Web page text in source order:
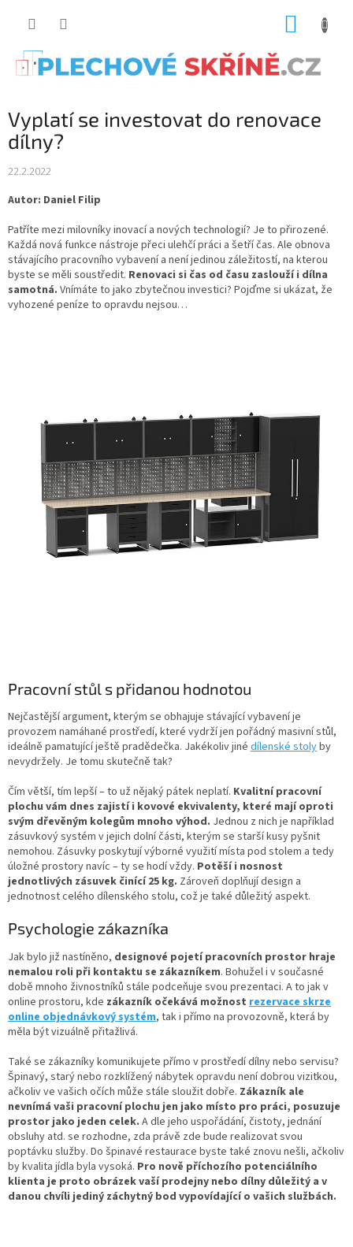
Vyplatí se investovat do renovace
dílny?
22.2.2022
Autor: Daniel Filip
Patříte mezi milovníky inovací a nových technologií? Je to přirozené.
Každá nová funkce nástroje přeci ulehčí práci a šetří čas. Ale obnova
stávajícího pracovního vybavení a není jedinou záležitostí, na kterou
byste se měli soustředit. Renovaci si čas od času zaslouží i dílna
samotná. Vnímáte to jako zbytečnou investici? Pojďme si ukázat, že
vyhozené peníze to opravdu nejsou…
Pracovní stůl s přidanou hodnotou
Nejčastější argument, kterým se obhajuje stávající vybavení je
provozem namáhané prostředí, které vydrží jen pořádný masivní stůl,
ideálně pamatující ještě pradědečka. Jakékoliv jiné dílenské stolyby
nevydržely. Je tomu skutečně tak?
Čím větší, tím lepší – to už nějaký pátek neplatí. Kvalitní pracovní
plochu vám dnes zajistí i kovové ekvivalenty, které mají oproti
svým dřevěným kolegům mnoho výhod. Jednou z nich je například
zásuvkový systém v jejich dolní části, kterým se starší kusy pyšnit
nemohou. Zásuvky poskytují výborné využití místa pod stolem a tedy
úložné prostory navíc – ty se hodí vždy. Potěší i nosnost
jednotlivých zásuvek činící 25 kg. Zároveň doplňují design a
jednotnost celého dílenského stolu, což je také důležitý aspekt.
Psychologie zákazníka
Jak bylo již nastíněno, designové pojetí pracovních prostor hraje
nemalou roli při kontaktu se zákazníkem. Bohužel i v současné
době mnoho živnostníků stále podceňuje svou prezentaci. A to jak v
online prostoru, kde zákazník očekává možnost rezervace skrze
online objednávkový systém, tak i přímo na provozovně, která by
měla být vizuálně přitažlivá.
Také se zákazníky komunikujete přímo v prostředí dílny nebo servisu?
Špinavý, starý nebo rozklížený nábytek opravdu není dobrou vizitkou,
ačkoliv ve vašich očích může stále sloužit dobře. Zákazník ale
nevnímá vaši pracovní plochu jen jako místo pro práci, posuzuje
prostor jako jeden celek. A dle jeho uspořádání, čistoty, jednání
obsluhy atd. se rozhodne, zda právě zde bude realizovat svou
poptávku služby. Do špinavé restaurace byste také znovu nešli, ačkoliv
by kvalita jídla byla vysoká. Pro nově příchozího potenciálního
klienta je proto obrázek vaší prodejny nebo dílny důležitý a v
danou chvíli jediný záchytný bod vypovídající o vašich službách.